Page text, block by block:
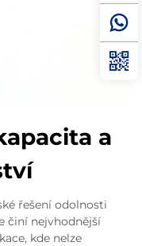
a
řešení odolnosti
činí nejvhodnější
kde nelze